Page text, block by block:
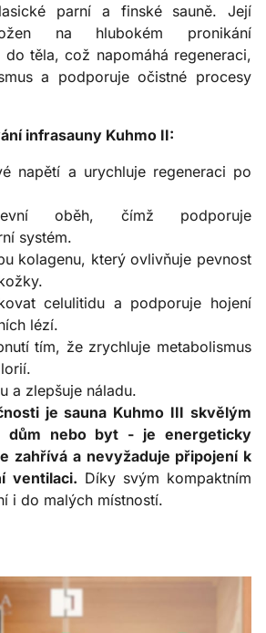
parní a finské sauně. Její
na hlubokém pronikání
těla, což napomáhá regeneraci,
a podporuje očistné procesy
infrasauny Kuhmo II:
napětí a urychluje regeneraci po
oběh, čímž podporuje
systém.
kolagenu, který ovlivňuje pevnost
celulitidu a podporuje hojení
lézí.
tím, že zrychluje metabolismus
a zlepšuje náladu.
je sauna Kuhmo III skvělým
dům nebo byt - je energeticky
zahřívá a nevyžaduje připojení k
ventilaci. Díky svým kompaktním
i do malých místností.